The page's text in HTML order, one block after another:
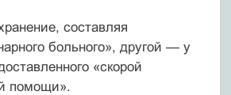
составляя
больного», другой — у
«скорой
помощи».